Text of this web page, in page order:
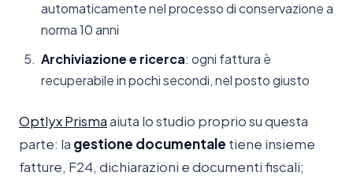
automaticamente nel processo di conservazione a
norma 10 anni
Archiviazione e ricerca: ogni fattura è
recuperabile in pochi secondi, nel posto giusto
Optlyx Prismaaiuta lo studio proprio su questa
parte: la gestione documentale tiene insieme
fatture, F24, dichiarazioni e documenti fiscali;